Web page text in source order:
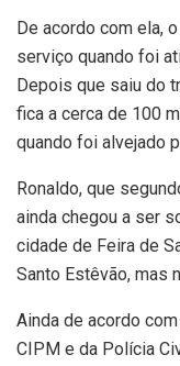
De acordo com ela,
serviço quando foi
Depois que saiu do
fica a cerca de 100
quando foi alvejado
Ronaldo, que
ainda chegou a ser
cidade de Feira de
Santo Estêvão, mas
Ainda de acordo
CIPM e da Polícia